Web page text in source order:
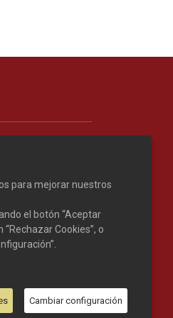
para mejorar nuestros
el botón “Aceptar
Cookies”, o
Cambiar configuración